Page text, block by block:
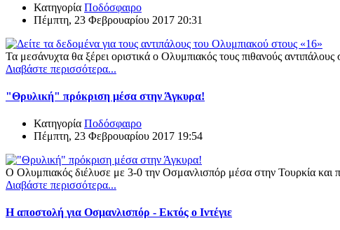
Κατηγορία Ποδόσφαιρο
Πέμπτη, 23 Φεβρουαρίου 2017 20:31
Τα μεσάνυχτα θα ξέρει οριστικά ο Ολυμπιακός τους πιθανούς
Διαβάστε περισσότερα...
"Θρυλική" πρόκριση μέσα στην Άγκυρα!
Κατηγορία Ποδόσφαιρο
Πέμπτη, 23 Φεβρουαρίου 2017 19:54
Ο Ολυμπιακός διέλυσε με 3-0 την Οσμανλισπόρ μέσα στην Τουρκία και
Διαβάστε περισσότερα...
Η αποστολή για Οσμανλισπόρ - Εκτός ο Ιντέγιε